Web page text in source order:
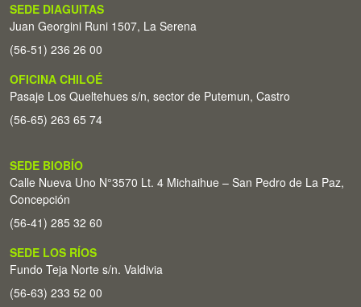
SEDE DIAGUITAS
Juan Georgini Runi 1507, La Serena
(56-51) 236 26 00
OFICINA CHILOÉ
Pasaje Los Queltehues s/n, sector de Putemun, Castro
(56-65) 263 65 74
SEDE BIOBÍO
Calle Nueva Uno N°3570 Lt. 4 Michaihue – San Pedro de La Paz,
Concepción
(56-41) 285 32 60
SEDE LOS RÍOS
Fundo Teja Norte s/n. Valdivia
(56-63) 233 52 00